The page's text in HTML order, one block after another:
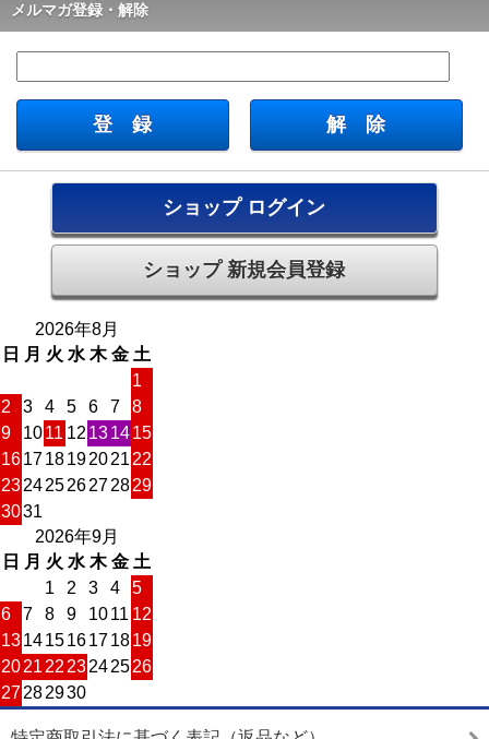
メルマガ登録・解除
ショップ ログイン
ショップ 新規会員登録
2026年8月
日
月 火 水 木 金 土
1
2
3 4 5 6 7
8
9
1011 12 131415
161718192021 22
23242526272829
3031
2026年9月
日
月 火 水 木 金 土
1
2 3 4
5
6
7 8 9 1011 12
13141516171819
2021 22 23242526
27282930